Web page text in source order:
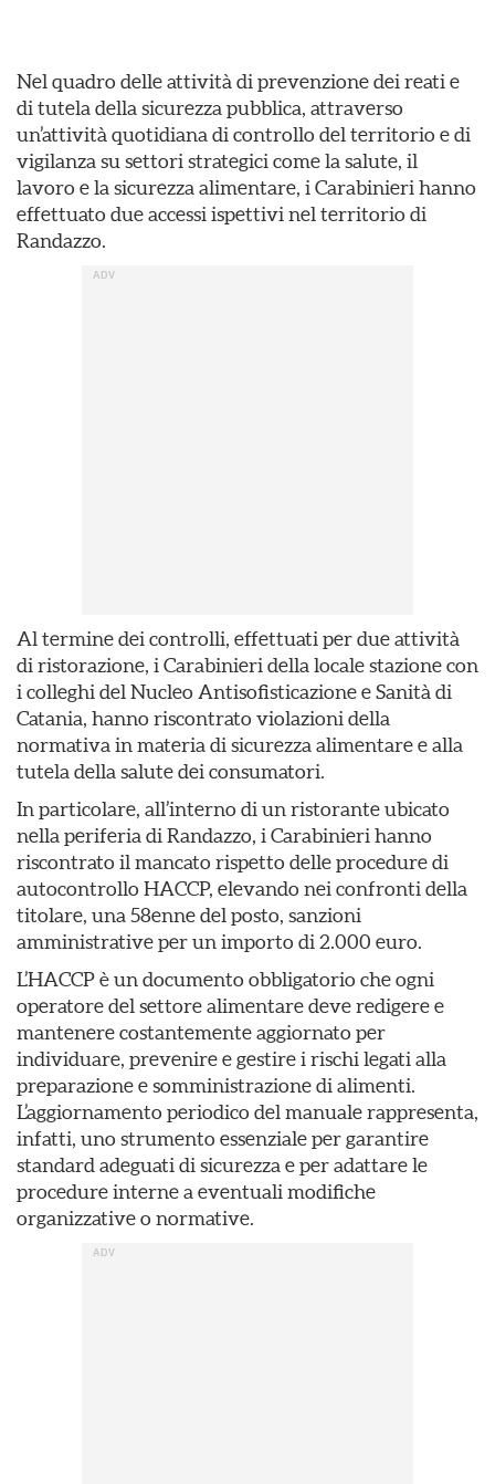
Nel quadro delle attività di prevenzione dei reati e
di tutela della sicurezza pubblica, attraverso
un’attività quotidiana di controllo del territorio e di
vigilanza su settori strategici come la salute, il
lavoro e la sicurezza alimentare, i Carabinieri hanno
effettuato due accessi ispettivi nel territorio di
Randazzo.
Al termine dei controlli, effettuati per due attività
di ristorazione, i Carabinieri della locale stazione con
i colleghi del Nucleo Antisofisticazione e Sanità di
Catania, hanno riscontrato violazioni della
normativa in materia di sicurezza alimentare e alla
tutela della salute dei consumatori.
In particolare, all’interno di un ristorante ubicato
nella periferia di Randazzo, i Carabinieri hanno
riscontrato il mancato rispetto delle procedure di
autocontrollo HACCP, elevando nei confronti della
titolare, una 58enne del posto, sanzioni
amministrative per un importo di 2.000 euro.
L’HACCP è un documento obbligatorio che ogni
operatore del settore alimentare deve redigere e
mantenere costantemente aggiornato per
individuare, prevenire e gestire i rischi legati alla
preparazione e somministrazione di alimenti.
L’aggiornamento periodico del manuale rappresenta,
infatti, uno strumento essenziale per garantire
standard adeguati di sicurezza e per adattare le
procedure interne a eventuali modifiche
organizzative o normative.